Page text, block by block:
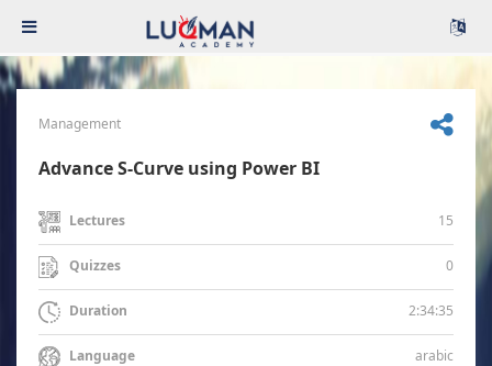
Management
Advance S-Curve using Power BI
Lectures 15
Quizzes 0
Duration 2:34:35
Language arabic